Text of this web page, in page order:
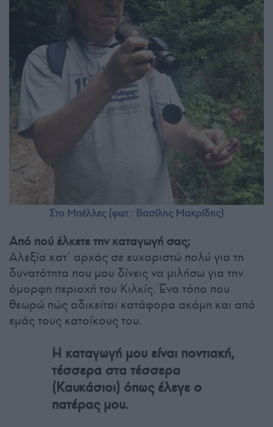
Στο Μπέλλες (φωτ.: Βασίλης Μακρίδης)
Από πού έλκετε την καταγωγή σας;
Αλεξία κατ’ αρχάς σε ευχαριστώ πολύ για τη
δυνατότητα που μου δίνεις να μιλήσω για την
όμορφη περιοχή του Κιλκίς. Ένα τόπο που
θεωρώ πώς αδικείται κατάφορα ακόμη και από
εμάς τους κατοίκους του.
H καταγωγή μου είναι ποντιακή,
τέσσερα στα τέσσερα
(Καυκάσιοι) όπως έλεγε ο
πατέρας μου.